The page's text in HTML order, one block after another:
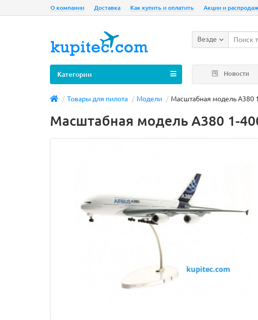
О компании Доставка Как купить и оплатить Акции и
Везде
Новости
Категории
Товары для пилота Модели Масштабная модель А380
Масштабная модель А380 1-